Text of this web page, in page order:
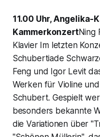
11.00 Uhr, Angelika-
KammerkonzertNing
Klavier Im letzten
Schubertiade
Feng und Igor Levit
Werken für Violine
Schubert. Gespielt
besonders bekannte
die Variationen über